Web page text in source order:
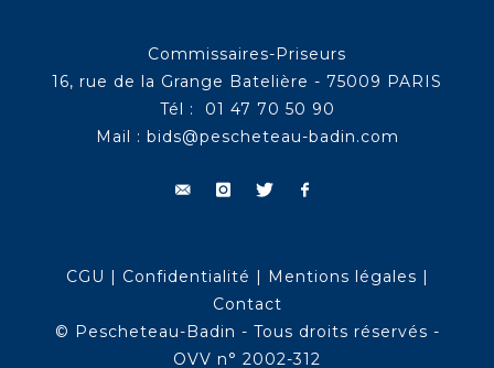
Commissaires-Priseurs
16, rue de la Grange Batelière - 75009 PARIS
Tél : 01 47 70 50 90
Mail : bids@pescheteau-badin.com
CGU | Confidentialité | Mentions légales |
Contact
© Pescheteau-Badin - Tous droits réservés -
OVV n° 2002-312